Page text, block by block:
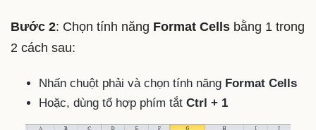
Bước 2: Chọn tính năng Format Cells bằng 1 trong
2 cách sau:
Nhấn chuột phải và chọn tính năng Format Cells
Hoặc, dùng tổ hợp phím tắt Ctrl + 1